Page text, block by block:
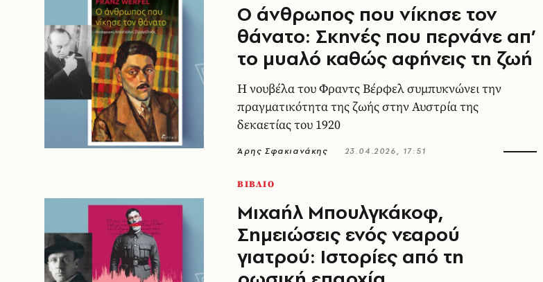
Ο άνθρωπος που νίκησε τον
θάνατο: Σκηνές που περνάνε απ’
το μυαλό καθώς αφήνεις τη ζωή
Η νουβέλα του Φραντς Βέρφελ συμπυκνώνει την
πραγματικότητα της ζωής στην Αυστρία της
δεκαετίας του 1920
Άρης Σφακιανάκης 23.04.2026, 17:51
ΒΙΒΛΙΟ
Μιχαήλ Μπουλγκάκοφ,
Σημειώσεις ενός νεαρού
γιατρού: Ιστορίες από τη